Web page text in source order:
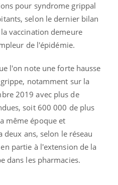
pour syndrome grippal
selon le dernier bilan
vaccination demeure
de l'épidémie.
l'on note une forte hausse
notamment sur la
2019 avec plus de
soit 600 000 de plus
même époque et
ans, selon le réseau
partie à l'extension de la
dans les pharmacies.